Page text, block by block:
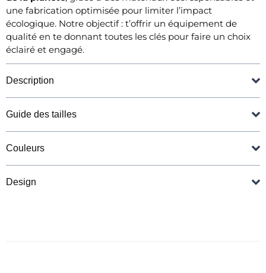
une fabrication optimisée pour limiter l’impact
écologique. Notre objectif : t’offrir un équipement de
qualité en te donnant toutes les clés pour faire un choix
éclairé et engagé.
Description
Guide des tailles
Couleurs
Design